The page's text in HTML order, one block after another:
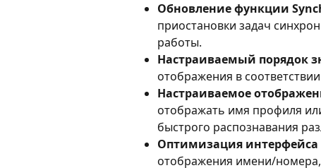
Обновление функции
приостановки задач
работы.
Настраиваемый порядок
отображения в
Настраиваемое
отображать имя профиля
быстрого распознавания
Оптимизация интерфейса
отображения имени/номера,